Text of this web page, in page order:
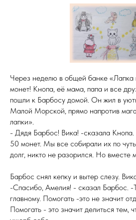
Через неделю в общей банке «Лапка
монет! Кнопа, её мама, папа и все
пошли к Барбосу домой. Он жил в
Малой Морской, прямо напротив
лапки».
- Дядя Барбос! Вика! -сказала
50 монет. Мы все собирали их по
долг, никто не разорился. Но вместе
Барбос снял кепку и вытер слезу.
-Спасибо, Амелия! - сказал Барбос. -
главному. Помогать -это не значит
Помогать - это значит делиться тем,